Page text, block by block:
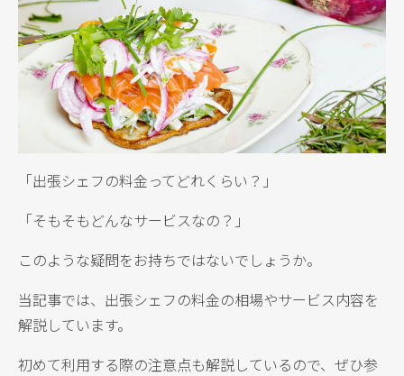
「出張シェフの料金ってどれくらい？」
「そもそもどんなサービスなの？」
このような疑問をお持ちではないでしょうか。
当記事では、出張シェフの料金の相場やサービス内容を
解説しています。
初めて利用する際の注意点も解説しているので、ぜひ参